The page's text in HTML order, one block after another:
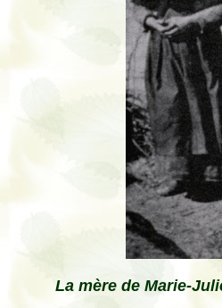
La mère de Marie-